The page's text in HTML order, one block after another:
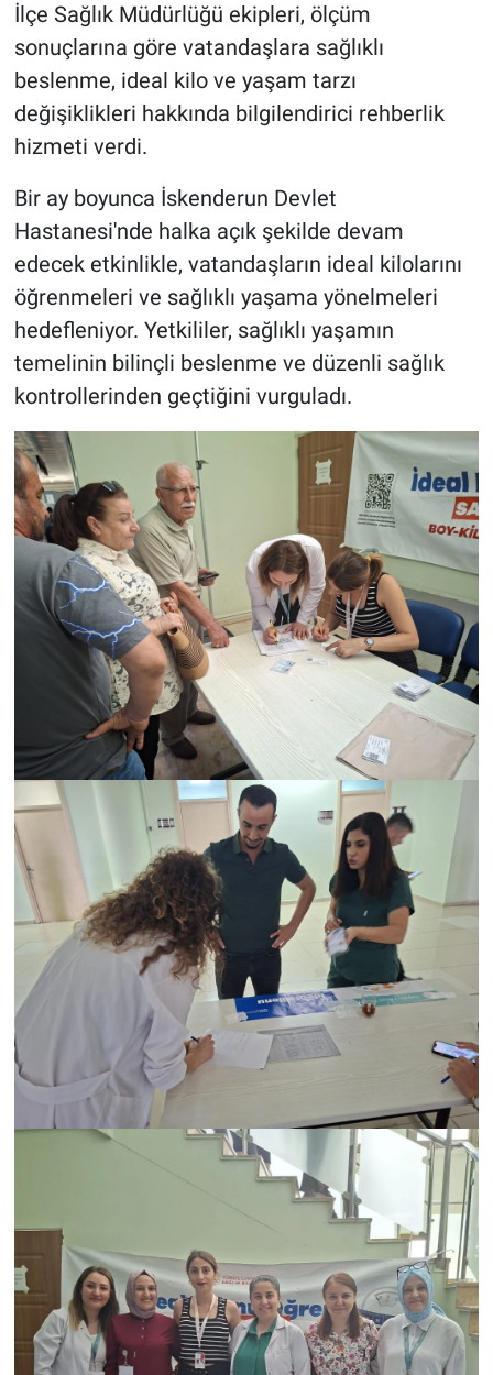
İlçe Sağlık Müdürlüğü ekipleri, ölçüm
sonuçlarına göre vatandaşlara sağlıklı
beslenme, ideal kilo ve yaşam tarzı
değişiklikleri hakkında bilgilendirici rehberlik
hizmeti verdi.
Bir ay boyunca İskenderun Devlet
Hastanesi'nde halka açık şekilde devam
edecek etkinlikle, vatandaşların ideal kilolarını
öğrenmeleri ve sağlıklı yaşama yönelmeleri
hedefleniyor. Yetkililer, sağlıklı yaşamın
temelinin bilinçli beslenme ve düzenli sağlık
kontrollerinden geçtiğini vurguladı.